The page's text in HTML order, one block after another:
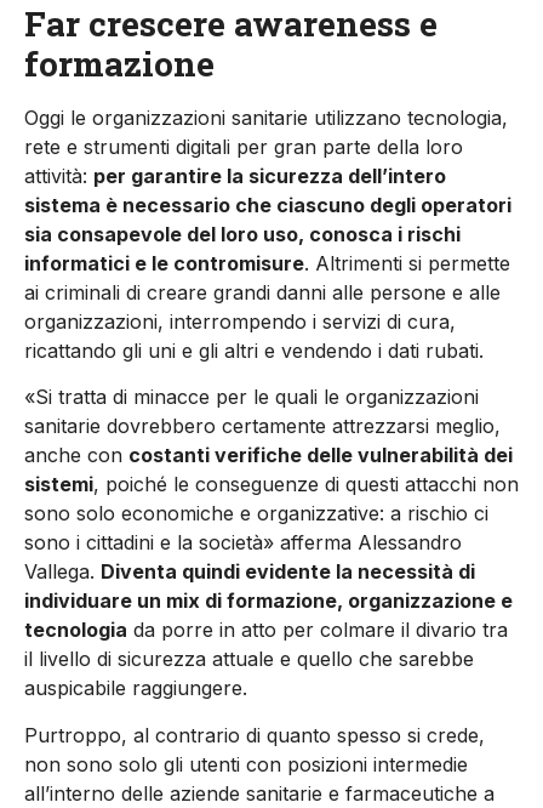
Far crescere awareness e
formazione
Oggi le organizzazioni sanitarie utilizzano tecnologia,
rete e strumenti digitali per gran parte della loro
attività: per garantire la sicurezza dell’intero
sistema è necessario che ciascuno degli operatori
sia consapevole del loro uso, conosca i rischi
informatici e le contromisure. Altrimenti si permette
ai criminali di creare grandi danni alle persone e alle
organizzazioni, interrompendo i servizi di cura,
ricattando gli uni e gli altri e vendendo i dati rubati.
«Si tratta di minacce per le quali le organizzazioni
sanitarie dovrebbero certamente attrezzarsi meglio,
anche con costanti verifiche delle vulnerabilità dei
sistemi, poiché le conseguenze di questi attacchi non
sono solo economiche e organizzative: a rischio ci
sono i cittadini e la società» afferma Alessandro
Vallega. Diventa quindi evidente la necessità di
individuare un mix di formazione, organizzazione e
tecnologia da porre in atto per colmare il divario tra
il livello di sicurezza attuale e quello che sarebbe
auspicabile raggiungere.
Purtroppo, al contrario di quanto spesso si crede,
non sono solo gli utenti con posizioni intermedie
all’interno delle aziende sanitarie e farmaceutiche a